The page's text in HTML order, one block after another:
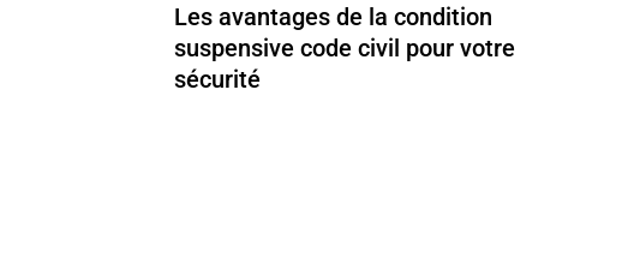
Les avantages de la condition
suspensive code civil pour votre
sécurité